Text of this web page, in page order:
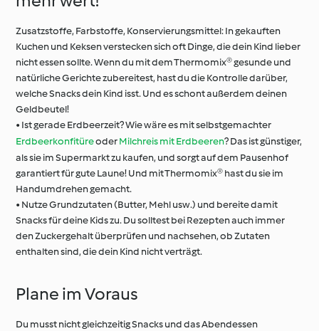
Zusatzstoffe, Farbstoffe, Konservierungsmittel: In gekauften
Kuchen und Keksen verstecken sich oft Dinge, die dein Kind lieber
nicht essen sollte. Wenn du mit dem Thermomix® gesunde und
natürliche Gerichte zubereitest, hast du die Kontrolle darüber,
welche Snacks dein Kind isst. Und es schont außerdem deinen
Geldbeutel!
• Ist gerade Erdbeerzeit? Wie wäre es mit selbstgemachter
ErdbeerkonfitüreoderMilchreis mit Erdbeeren? Das ist günstiger,
als sie im Supermarkt zu kaufen, und sorgt auf dem Pausenhof
garantiert für gute Laune! Und mit Thermomix® hast du sie im
Handumdrehen gemacht.
• Nutze Grundzutaten (Butter, Mehl usw.) und bereite damit
Snacks für deine Kids zu. Du solltest bei Rezepten auch immer
den Zuckergehalt überprüfen und nachsehen, ob Zutaten
enthalten sind, die dein Kind nicht verträgt.
Plane im Voraus
Du musst nicht gleichzeitig Snacks und das Abendessen